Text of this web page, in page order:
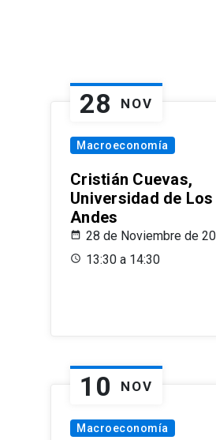
28 NOV
Macroeconomía
Cristián Cuevas,
Universidad de Los
Andes
28 de Noviembre de
13:30 a 14:30
10 NOV
Macroeconomía